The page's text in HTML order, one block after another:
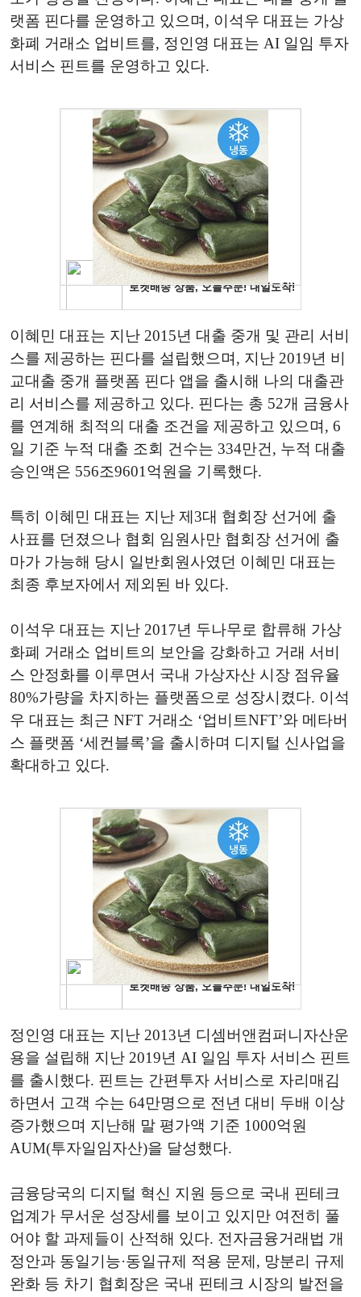
랫폼 핀다를 운영하고 있으며, 이석우 대표는 가상
화폐 거래소 업비트를, 정인영 대표는 AI 일임 투자
서비스 핀트를 운영하고 있다.
이혜민 대표는 지난 2015년 대출 중개 및 관리 서비
스를 제공하는 핀다를 설립했으며, 지난 2019년 비
교대출 중개 플랫폼 핀다 앱을 출시해 나의 대출관
리 서비스를 제공하고 있다. 핀다는 총 52개 금융사
를 연계해 최적의 대출 조건을 제공하고 있으며, 6
일 기준 누적 대출 조회 건수는 334만건, 누적 대출
승인액은 556조9601억원을 기록했다.
특히 이혜민 대표는 지난 제3대 협회장 선거에 출
사표를 던졌으나 협회 임원사만 협회장 선거에 출
마가 가능해 당시 일반회원사였던 이혜민 대표는
최종 후보자에서 제외된 바 있다.
이석우 대표는 지난 2017년 두나무로 합류해 가상
화폐 거래소 업비트의 보안을 강화하고 거래 서비
스 안정화를 이루면서 국내 가상자산 시장 점유율
80%가량을 차지하는 플랫폼으로 성장시켰다. 이석
우 대표는 최근 NFT 거래소 ‘업비트NFT’와 메타버
스 플랫폼 ‘세컨블록’을 출시하며 디지털 신사업을
확대하고 있다.
정인영 대표는 지난 2013년 디셈버앤컴퍼니자산운
용을 설립해 지난 2019년 AI 일임 투자 서비스 핀트
를 출시했다. 핀트는 간편투자 서비스로 자리매김
하면서 고객 수는 64만명으로 전년 대비 두배 이상
증가했으며 지난해 말 평가액 기준 1000억원
AUM(투자일임자산)을 달성했다.
금융당국의 디지털 혁신 지원 등으로 국내 핀테크
업계가 무서운 성장세를 보이고 있지만 여전히 풀
어야 할 과제들이 산적해 있다. 전자금융거래법 개
정안과 동일기능·동일규제 적용 문제, 망분리 규제
완화 등 차기 협회장은 국내 핀테크 시장의 발전을